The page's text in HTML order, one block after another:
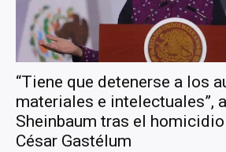
“Tiene que detenerse a los
materiales e intelectuales”,
Sheinbaum tras el
César Gastélum